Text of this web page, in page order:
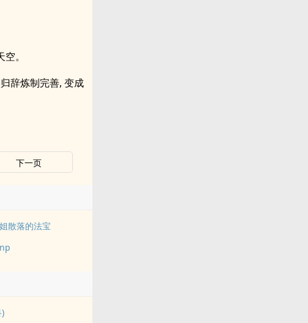
。
辞炼制完善, 变成
下一页
散落的法宝